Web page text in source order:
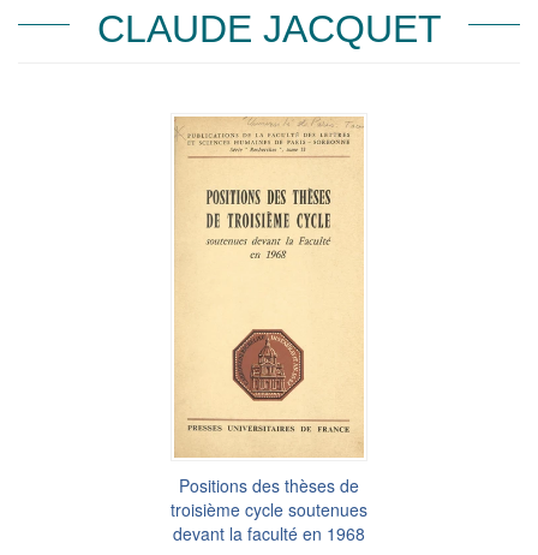
CLAUDE JACQUET
Positions des thèses de
troisième cycle soutenues
devant la faculté en 1968